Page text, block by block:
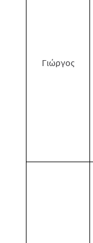
Γιώργος